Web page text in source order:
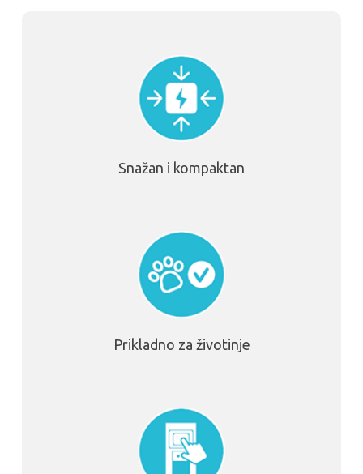
Snažan i kompaktan
Prikladno za životinje